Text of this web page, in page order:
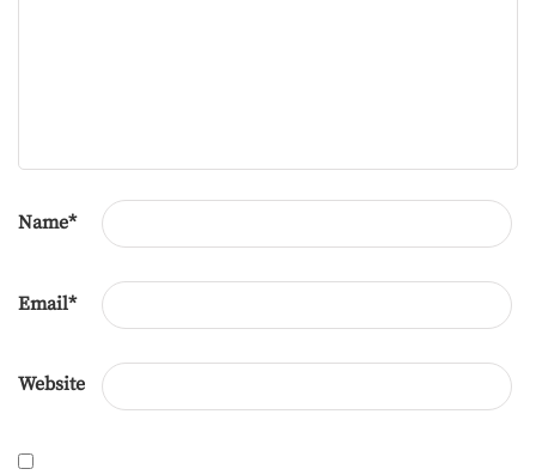
Name*
Email*
Website